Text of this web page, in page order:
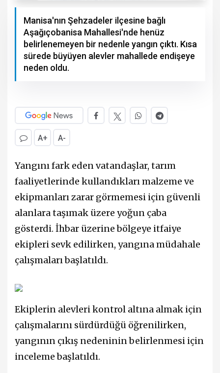
Manisa'nın Şehzadeler ilçesine bağlı
Aşağıçobanisa Mahallesi'nde henüz
belirlenemeyen bir nedenle yangın çıktı. Kısa
sürede büyüyen alevler mahallede endişeye
neden oldu.
A+ A-
Yangını fark eden vatandaşlar, tarım
faaliyetlerinde kullandıkları malzeme ve
ekipmanları zarar görmemesi için güvenli
alanlara taşımak üzere yoğun çaba
gösterdi. İhbar üzerine bölgeye itfaiye
ekipleri sevk edilirken, yangına müdahale
çalışmaları başlatıldı.
Ekiplerin alevleri kontrol altına almak için
çalışmalarını sürdürdüğü öğrenilirken,
yangının çıkış nedeninin belirlenmesi için
inceleme başlatıldı.